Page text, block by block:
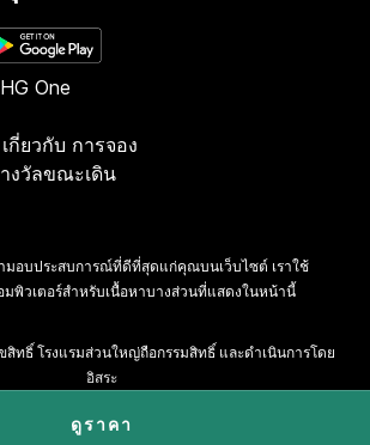
ดูราคา
One
เกี่ยวกับ การจอง
งวัลขณะเดิน
ามอบประสบการณ์ที่ดีที่สุดแก่คุณบนเว็บไซต์ เราใช้
พิวเตอร์สำหรับเนื้อหาบางส่วนที่แสดงในหน้านี้
สิทธิ์ โรงแรมส่วนใหญ่ถือกรรมสิทธิ์ และดำเนินการโดย
อิสระ